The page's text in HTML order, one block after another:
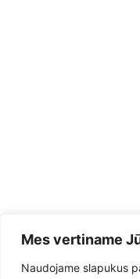
Mes vertiname
Naudojame slapukus